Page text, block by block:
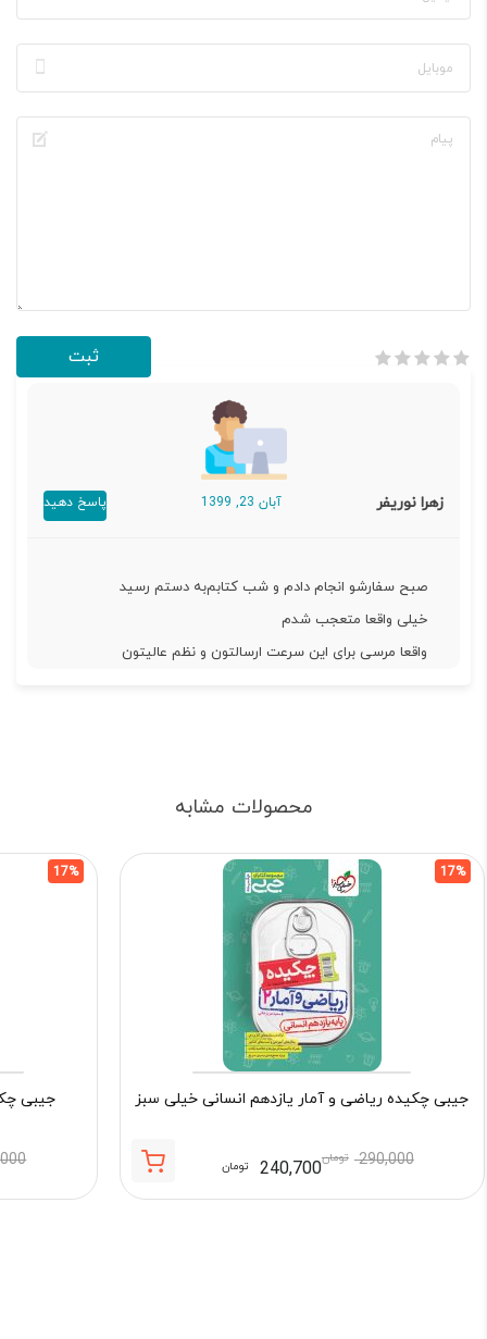
زهرا نوریفر آبان 23, 1399 پاسخ دهید
صبح سفارشو انجام دادم و شب کتابم‌به دستم رسید
خیلی واقعا متعجب شدم
واقعا مرسی برای این سرعت ارسالتون و نظم عالیتون
محصولات مشابه
17%
جیبی چکیده ریاضی و آمار یازدهم انسانی خیلی سبز
290,000 تومان240,700 تومان
17%
جیبی